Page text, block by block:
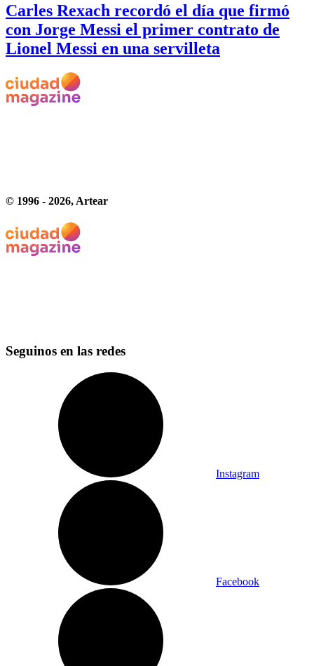
Carles Rexach recordó el día que firmó
con Jorge Messi el primer contrato de
Lionel Messi en una servilleta
© 1996 - 2026, Artear
Seguinos en las redes
Instagram
Facebook